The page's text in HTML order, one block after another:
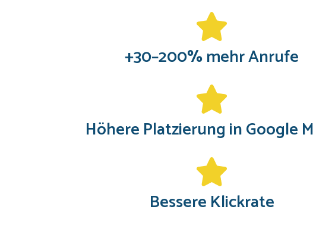
+30–200% mehr Anrufe
Höhere Platzierung in Google
Bessere Klickrate